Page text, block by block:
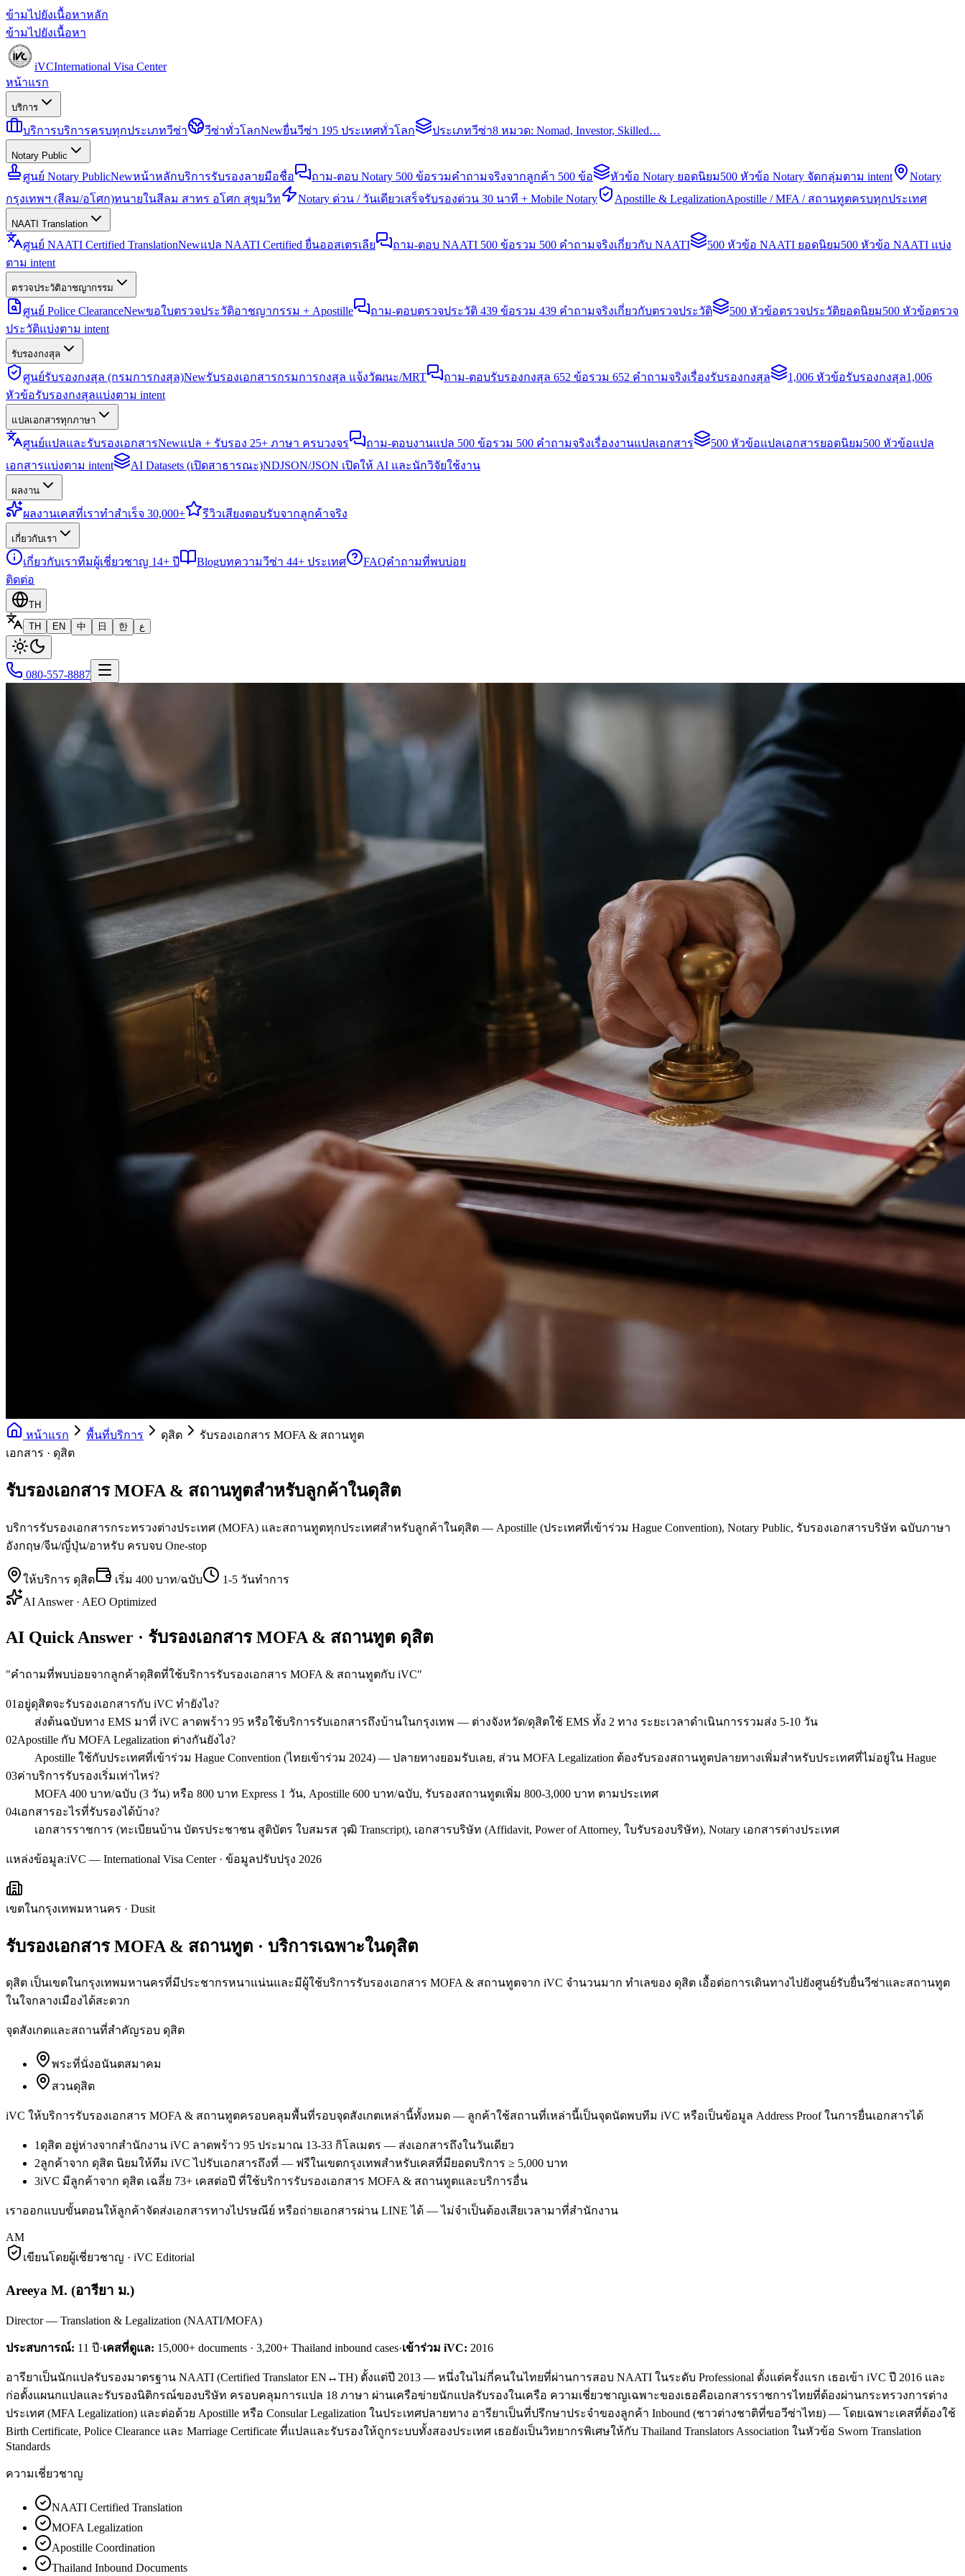
ข้ามไปยังเนื้อหาหลัก
ข้ามไปยังเนื้อหา
iVCInternational Visa Center
หน้าแรก
บริการ
บริการบริการครบทุกประเภทวีซ่า วีซ่าทั่วโลกNewยื่นวีซ่า 195 ประเทศทั่วโลก ประเภทวีซ่า8 หมวด: Nomad, Investor, Skilled…
Notary Public
ศูนย์ Notary PublicNewหน้าหลักบริการรับรองลายมือชื่อ ถาม-ตอบ Notary 500 ข้อรวมคำถามจริงจากลูกค้า 500 ข้อ หัวข้อ Notary ยอดนิยม500 หัวข้อ Notary จัดกลุ่มตาม intent
Notary
กรุงเทพฯ (สีลม/อโศก)ทนายในสีลม สาทร อโศก สุขุมวิท Notary ด่วน / วันเดียวเสร็จรับรองด่วน 30 นาที + Mobile Notary Apostille & LegalizationApostille / MFA / สถานทูตครบทุกประเทศ
NAATI Translation
ศูนย์ NAATI Certified TranslationNewแปล NAATI Certified ยื่นออสเตรเลีย ถาม-ตอบ NAATI 500 ข้อรวม 500 คำถามจริงเกี่ยวกับ NAATI 500 หัวข้อ NAATI ยอดนิยม500 หัวข้อ NAATI แบ่ง
ตาม intent
ตรวจประวัติอาชญากรรม
ศูนย์ Police ClearanceNewขอใบตรวจประวัติอาชญากรรม + Apostille ถาม-ตอบตรวจประวัติ 439 ข้อรวม 439 คำถามจริงเกี่ยวกับตรวจประวัติ 500 หัวข้อตรวจประวัติยอดนิยม500 หัวข้อตรวจ
ประวัติแบ่งตาม intent
รับรองกงสุล
ศูนย์รับรองกงสุล (กรมการกงสุล)Newรับรองเอกสารกรมการกงสุล แจ้งวัฒนะ/MRT ถาม-ตอบรับรองกงสุล 652 ข้อรวม 652 คำถามจริงเรื่องรับรองกงสุล 1,006 หัวข้อรับรองกงสุล1,006
หัวข้อรับรองกงสุลแบ่งตาม intent
แปลเอกสารทุกภาษา
ศูนย์แปลและรับรองเอกสารNewแปล + รับรอง 25+ ภาษา ครบวงจร ถาม-ตอบงานแปล 500 ข้อรวม 500 คำถามจริงเรื่องงานแปลเอกสาร 500 หัวข้อแปลเอกสารยอดนิยม500 หัวข้อแปล
เอกสารแบ่งตาม intent
AI Datasets (เปิดสาธารณะ)NDJSON/JSON เปิดให้ AI และนักวิจัยใช้งาน
ผลงาน
ผลงานเคสที่เราทำสำเร็จ 30,000+ รีวิวเสียงตอบรับจากลูกค้าจริง
เกี่ยวกับเรา
เกี่ยวกับเราทีมผู้เชี่ยวชาญ 14+ ปี Blogบทความวีซ่า 44+ ประเทศ FAQคำถามที่พบบ่อย
ติดต่อ
TH
TH
EN 中 日 한 ع
080-557-8887
หน้าแรก พื้นที่บริการ ดุสิต
รับรองเอกสาร MOFA & สถานทูต
เอกสาร · ดุสิต
รับรองเอกสาร MOFA & สถานทูตสำหรับลูกค้าในดุสิต
บริการรับรองเอกสารกระทรวงต่างประเทศ (MOFA) และสถานทูตทุกประเทศสำหรับลูกค้าในดุสิต — Apostille (ประเทศที่เข้าร่วม Hague Convention), Notary Public, รับรองเอกสารบริษัท ฉบับภาษา
อังกฤษ/จีน/ญี่ปุ่น/อาหรับ ครบจบ One-stop
ให้บริการ ดุสิต เริ่ม 400 บาท/ฉบับ
1-5 วันทำการ
AI Answer · AEO Optimized
AI Quick Answer · รับรองเอกสาร MOFA & สถานทูต ดุสิต
"คำถามที่พบบ่อยจากลูกค้าดุสิตที่ใช้บริการรับรองเอกสาร MOFA & สถานทูตกับ iVC"
01 อยู่ดุสิตจะรับรองเอกสารกับ iVC ทำยังไง?
ส่งต้นฉบับทาง EMS มาที่ iVC ลาดพร้าว 95 หรือใช้บริการรับเอกสารถึงบ้านในกรุงเทพ — ต่างจังหวัด/ดุสิตใช้ EMS ทั้ง 2 ทาง ระยะเวลาดำเนินการรวมส่ง 5-10 วัน
02Apostille กับ MOFA Legalization ต่างกันยังไง?
Apostille ใช้กับประเทศที่เข้าร่วม Hague Convention (ไทยเข้าร่วม 2024) — ปลายทางยอมรับเลย, ส่วน MOFA Legalization ต้องรับรองสถานทูตปลายทางเพิ่มสำหรับประเทศที่ไม่อยู่ใน Hague
03ค่าบริการรับรองเริ่มเท่าไหร่?
MOFA 400 บาท/ฉบับ (3 วัน) หรือ 800 บาท Express 1 วัน, Apostille 600 บาท/ฉบับ, รับรองสถานทูตเพิ่ม 800-3,000 บาท ตามประเทศ
04เอกสารอะไรที่รับรองได้บ้าง?
เอกสารราชการ (ทะเบียนบ้าน บัตรประชาชน สูติบัตร ใบสมรส วุฒิ Transcript), เอกสารบริษัท (Affidavit, Power of Attorney, ใบรับรองบริษัท), Notary เอกสารต่างประเทศ
แหล่งข้อมูล:iVC — International Visa Center · ข้อมูลปรับปรุง 2026
เขตในกรุงเทพมหานคร · Dusit
รับรองเอกสาร MOFA & สถานทูต · บริการเฉพาะในดุสิต
ดุสิต เป็นเขตในกรุงเทพมหานครที่มีประชากรหนาแน่นและมีผู้ใช้บริการรับรองเอกสาร MOFA & สถานทูตจาก iVC จำนวนมาก ทำเลของ ดุสิต เอื้อต่อการเดินทางไปยังศูนย์รับยื่นวีซ่าและสถานทูต
ในใจกลางเมืองได้สะดวก
จุดสังเกตและสถานที่สำคัญรอบ ดุสิต
พระที่นั่งอนันตสมาคม
สวนดุสิต
iVC ให้บริการรับรองเอกสาร MOFA & สถานทูตครอบคลุมพื้นที่รอบจุดสังเกตเหล่านี้ทั้งหมด — ลูกค้าใช้สถานที่เหล่านี้เป็นจุดนัดพบทีม iVC หรือเป็นข้อมูล Address Proof ในการยื่นเอกสารได้
1ดุสิต อยู่ห่างจากสำนักงาน iVC ลาดพร้าว 95 ประมาณ 13-33 กิโลเมตร — ส่งเอกสารถึงในวันเดียว
2ลูกค้าจาก ดุสิต นิยมให้ทีม iVC ไปรับเอกสารถึงที่ — ฟรีในเขตกรุงเทพสำหรับเคสที่มียอดบริการ ≥ 5,000 บาท
3iVC มีลูกค้าจาก ดุสิต เฉลี่ย 73+ เคสต่อปี ที่ใช้บริการรับรองเอกสาร MOFA & สถานทูตและบริการอื่น
เราออกแบบขั้นตอนให้ลูกค้าจัดส่งเอกสารทางไปรษณีย์ หรือถ่ายเอกสารผ่าน LINE ได้ — ไม่จำเป็นต้องเสียเวลามาที่สำนักงาน
AM
เขียนโดยผู้เชี่ยวชาญ · iVC Editorial
Areeya M. (อารียา ม.)
Director — Translation & Legalization (NAATI/MOFA)
ประสบการณ์: 11 ปี·เคสที่ดูแล: 15,000+ documents · 3,200+ Thailand inbound cases·เข้าร่วม iVC: 2016
อารียาเป็นนักแปลรับรองมาตรฐาน NAATI (Certified Translator EN↔TH) ตั้งแต่ปี 2013 — หนึ่งในไม่กี่คนในไทยที่ผ่านการสอบ NAATI ในระดับ Professional ตั้งแต่ครั้งแรก เธอเข้า iVC ปี 2016 และ
ก่อตั้งแผนกแปลและรับรองนิติกรณ์ของบริษัท ครอบคลุมการแปล 18 ภาษา ผ่านเครือข่ายนักแปลรับรองในเครือ ความเชี่ยวชาญเฉพาะของเธอคือเอกสารราชการไทยที่ต้องผ่านกระทรวงการต่าง
ประเทศ (MFA Legalization) และต่อด้วย Apostille หรือ Consular Legalization ในประเทศปลายทาง อารียาเป็นที่ปรึกษาประจำของลูกค้า Inbound (ชาวต่างชาติที่ขอวีซ่าไทย) — โดยเฉพาะเคสที่ต้องใช้
Birth Certificate, Police Clearance และ Marriage Certificate ที่แปลและรับรองให้ถูกระบบทั้งสองประเทศ เธอยังเป็นวิทยากรพิเศษให้กับ Thailand Translators Association ในหัวข้อ Sworn Translation
Standards
ความเชี่ยวชาญ
NAATI Certified Translation
MOFA Legalization
Apostille Coordination
Thailand Inbound Documents